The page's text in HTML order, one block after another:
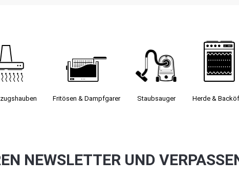
Fritösen & Dampfgarer Staubsauger­ Herde &
NEWSLETTER UND